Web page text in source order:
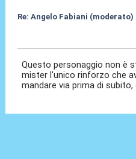
Re: Angelo Fabiani (moderato)
Questo personaggio non è
mister l'unico rinforzo che
mandare via prima di